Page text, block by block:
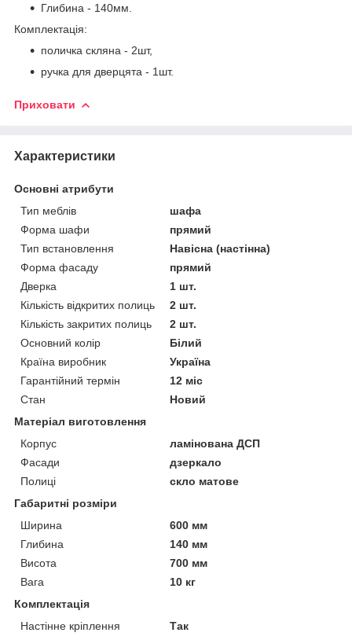
Глибина - 140мм.
Комплектація:
поличка скляна - 2шт,
ручка для дверцята - 1шт.
Приховати
Характеристики
Основні атрибути
Тип меблів
шафа
Форма шафи
прямий
Тип встановлення
Навісна (настінна)
Форма фасаду
прямий
Дверка
1 шт.
Кількість відкритих полиць
2 шт.
Кількість закритих полиць
2 шт.
Основний колір
Білий
Країна виробник
Україна
Гарантійний термін
12 міс
Стан
Новий
Матеріал виготовлення
Корпус
ламінована ДСП
Фасади
дзеркало
Полиці
скло матове
Габаритні розміри
Ширина
600 мм
Глибина
140 мм
Висота
700 мм
Вага
10 кг
Комплектація
Настінне кріплення
Так